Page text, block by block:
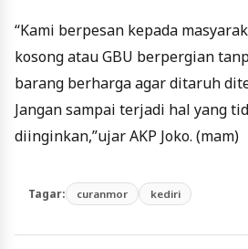
“Kami berpesan kepada
kosong atau GBU berpergian
barang berharga agar ditaruh
Jangan sampai terjadi hal yang
diinginkan,”ujar AKP Joko. (mam)
Tagar: curanmor kediri